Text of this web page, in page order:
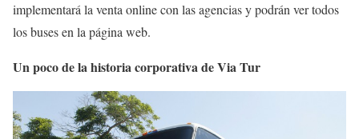
implementará la venta online con las agencias y podrán ver todos
los buses en la página web.
Un poco de la historia corporativa de Via Tur